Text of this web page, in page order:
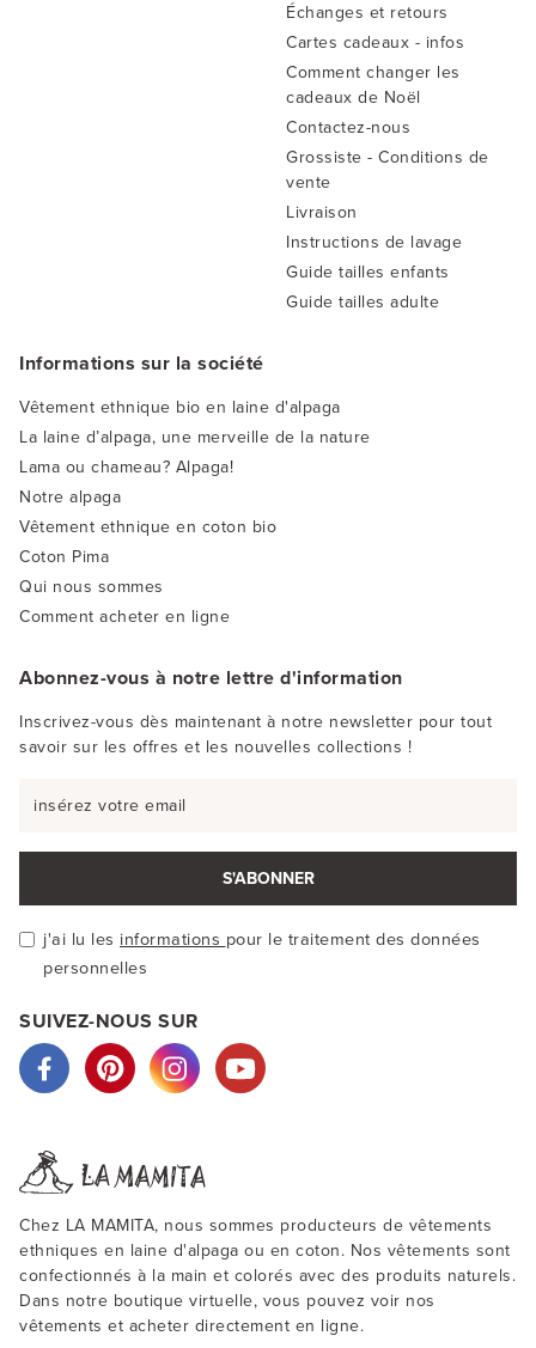
Informations sur la société
Vêtement ethnique bio en laine d'alpaga
La laine d’alpaga, une merveille de la nature
Lama ou chameau? Alpaga!
Notre alpaga
Vêtement ethnique en coton bio
Coton Pima
Qui nous sommes
Comment acheter en ligne
Échanges et retours
Cartes cadeaux - infos
Comment changer les
cadeaux de Noël
Contactez-nous
Grossiste - Conditions de
vente
Livraison
Instructions de lavage
Guide tailles enfants
Guide tailles adulte
Abonnez-vous à notre lettre d'information
Inscrivez-vous dès maintenant à notre newsletter pour tout
savoir sur les offres et les nouvelles collections !
S'ABONNER
j'ai lu les informations pour le traitement des données
personnelles
SUIVEZ-NOUS SUR
Chez LA MAMITA, nous sommes producteurs de vêtements
ethniques en laine d'alpaga ou en coton. Nos vêtements sont
confectionnés à la main et colorés avec des produits naturels.
Dans notre boutique virtuelle, vous pouvez voir nos
vêtements et acheter directement en ligne.